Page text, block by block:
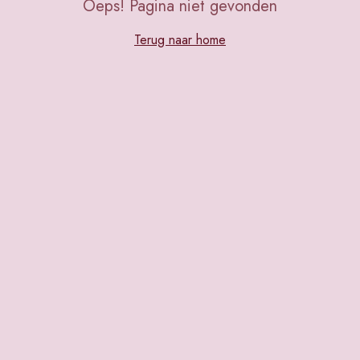
Oeps! Pagina niet gevonden
Terug naar home